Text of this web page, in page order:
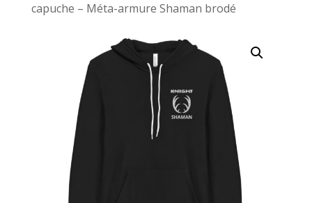
capuche – Méta-armure Shaman brodé